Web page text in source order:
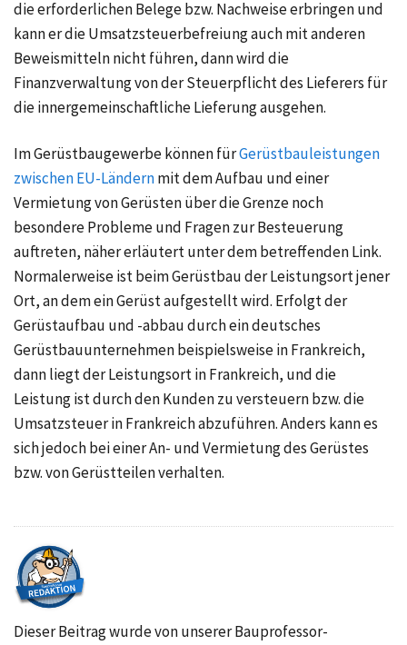
die erforderlichen Belege bzw. Nachweise erbringen und
kann er die Umsatzsteuerbefreiung auch mit anderen
Beweismitteln nicht führen, dann wird die
Finanzverwaltung von der Steuerpflicht des Lieferers für
die innergemeinschaftliche Lieferung ausgehen.
Im Gerüstbaugewerbe können fürGerüstbauleistungen
zwischen EU-Ländernmit dem Aufbau und einer
Vermietung von Gerüsten über die Grenze noch
besondere Probleme und Fragen zur Besteuerung
auftreten, näher erläutert unter dem betreffenden Link.
Normalerweise ist beim Gerüstbau der Leistungsort jener
Ort, an dem ein Gerüst aufgestellt wird. Erfolgt der
Gerüstaufbau und -abbau durch ein deutsches
Gerüstbauunternehmen beispielsweise in Frankreich,
dann liegt der Leistungsort in Frankreich, und die
Leistung ist durch den Kunden zu versteuern bzw. die
Umsatzsteuer in Frankreich abzuführen. Anders kann es
sich jedoch bei einer An- und Vermietung des Gerüstes
bzw. von Gerüstteilen verhalten.
Dieser Beitrag wurde von unserer Bauprofessor-